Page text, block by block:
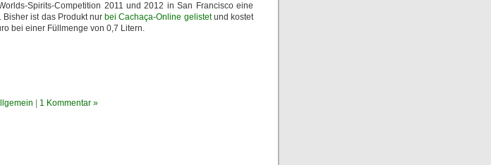
Spirits-Competition 2011 und 2012 in San Francisco eine
Bisher ist das Produkt nur bei Cachaça-Online gelistetund kostet
bei einer Füllmenge von 0,7 Litern.
1 Kommentar »